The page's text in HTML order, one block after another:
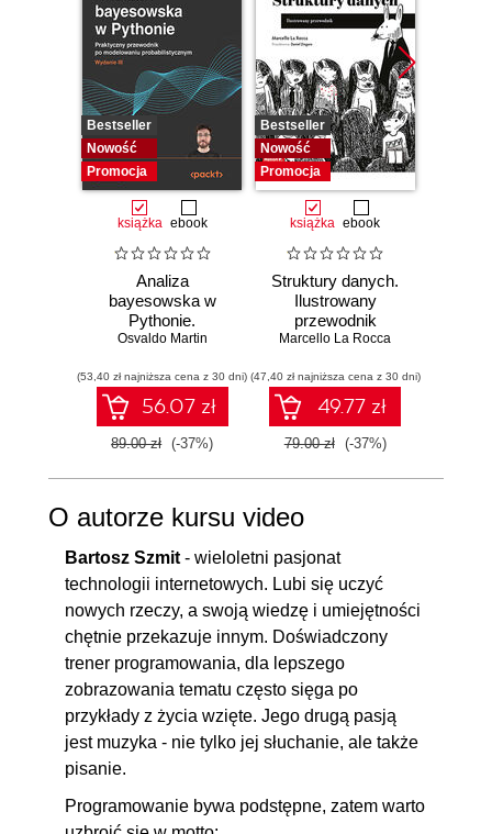
Bestseller
Nowość
Promocja
książka ebook
Analiza
bayesowska w
Pythonie.
Praktyczny
modelowaniu
probabilistycznym.
Wydanie III
Osvaldo Martin
(53,40 zł najniższa cena z 30 dni)
56.07 zł
89.00 zł (-37%)
Bestseller
Nowość
Promocja
książka ebook
Struktury danych.
Ilustrowany
przewodnik
Marcello La Rocca
(47,40 zł najniższa cena z 30 dni)
49.77 zł
79.00 zł (-37%)
O autorze kursu video
Bartosz Szmit - wieloletni pasjonat
technologii internetowych. Lubi się uczyć
nowych rzeczy, a swoją wiedzę i umiejętności
chętnie przekazuje innym. Doświadczony
trener programowania, dla lepszego
zobrazowania tematu często sięga po
przykłady z życia wzięte. Jego drugą pasją
jest muzyka - nie tylko jej słuchanie, ale także
pisanie.
Programowanie bywa podstępne, zatem warto